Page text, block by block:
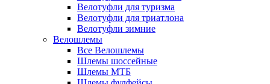
Велотуфли для туризма
Велотуфли для триатлона
Велотуфли зимние
Велошлемы
Все Велошлемы
Шлемы шоссейные
Шлемы МТБ